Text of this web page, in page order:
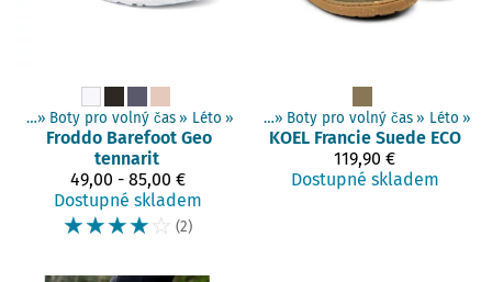
boty ‪» Boty pro volný čas ‪» Léto ‪»
Froddo Barefoot Geo
tennarit
49,00 - 85,00 €
Dostupné skladem
☆☆☆☆☆ (2)
Produkty‪»Barefoot boty‪»Dospělí boty ‪» Boty pro volný čas ‪» Léto ‪»
KOEL Francie Suede ECO
119,90 €
Dostupné skladem